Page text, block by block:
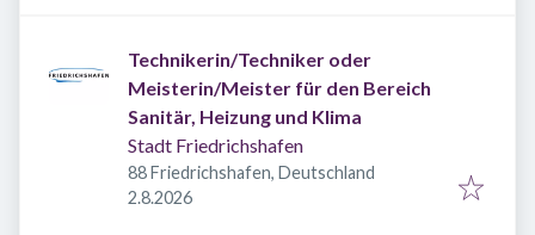
Technikerin/Techniker oder
Meisterin/Meister für den Bereich
Sanitär, Heizung und Klima
Stadt Friedrichshafen
88 Friedrichshafen, Deutschland
Veröffentlicht
2.8.2026